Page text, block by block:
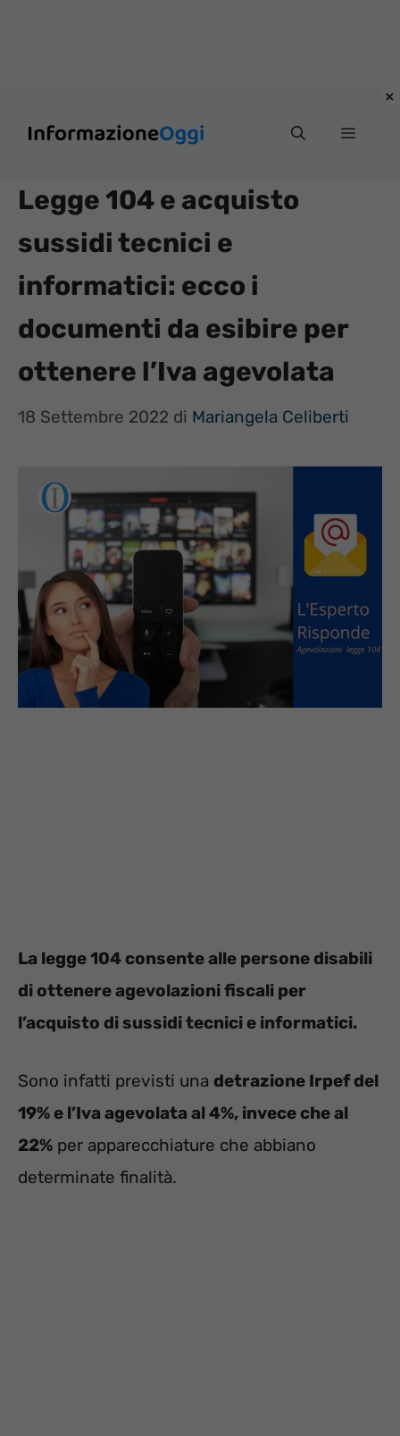
Menu
Legge 104 e acquisto
sussidi tecnici e
informatici: ecco i
documenti da esibire per
ottenere l’Iva agevolata
18 Settembre 2022 di Mariangela Celiberti
La legge 104 consente alle persone disabili
di ottenere agevolazioni fiscali per
l’acquisto di sussidi tecnici e informatici.
Sono infatti previsti una detrazione Irpef del
19% e l’Iva agevolata al 4%, invece che al
22% per apparecchiature che abbiano
determinate finalità.